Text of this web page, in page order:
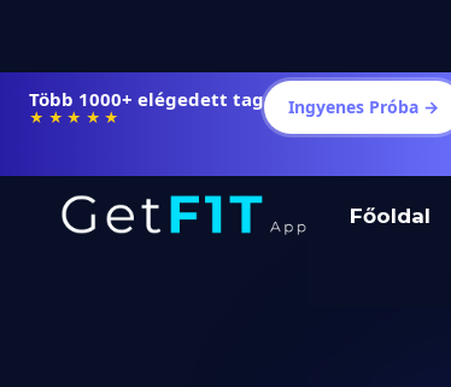
Főoldal
Több 1000+ elégedett tag
★★★★★ Ingyenes Próba →